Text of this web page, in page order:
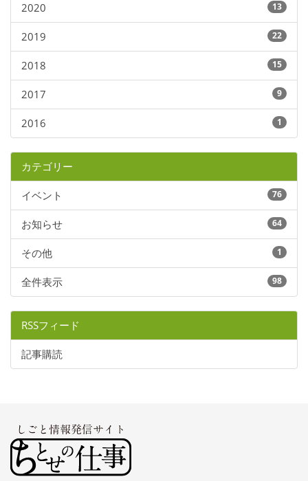
2020 13
2019 22
2018 15
2017 9
2016 1
カテゴリー
イベント 76
お知らせ 64
その他 1
全件表示 98
RSSフィード
記事購読